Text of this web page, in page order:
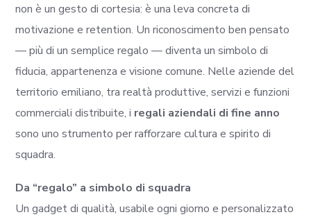
non è un gesto di cortesia: è una leva concreta di
motivazione e retention. Un riconoscimento ben pensato
— più di un semplice regalo — diventa un simbolo di
fiducia, appartenenza e visione comune. Nelle aziende del
territorio emiliano, tra realtà produttive, servizi e funzioni
commerciali distribuite, i regali aziendali di fine anno
sono uno strumento per rafforzare cultura e spirito di
squadra.
Da “regalo” a simbolo di squadra
Un gadget di qualità, usabile ogni giorno e personalizzato